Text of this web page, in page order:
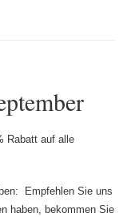
Rabatt auf alle
Empfehlen Sie uns
haben, bekommen Sie